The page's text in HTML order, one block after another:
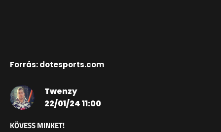
Forrás: dotesports.com
Twenzy
22/01/24 11:00
KÖVESS MINKET!